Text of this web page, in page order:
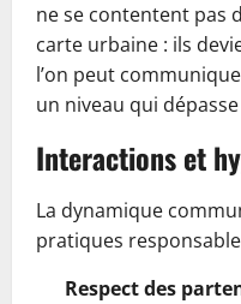
ne se contentent pas
carte urbaine : ils
l’on peut
un niveau qui
Interactions et
La dynamique
pratiques
Respect des